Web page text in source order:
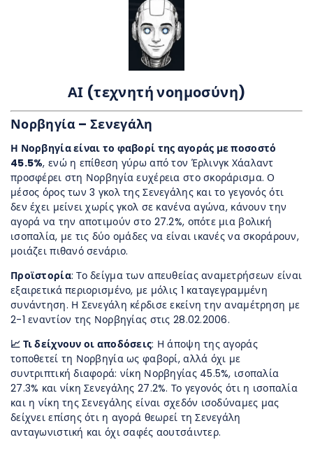
ΑΙ (τεχνητή νοημοσύνη)
Νορβηγία – Σενεγάλη
Η Νορβηγία είναι το φαβορί της αγοράς με ποσοστό
45.5%, ενώ η επίθεση γύρω από τον Έρλινγκ Χάαλαντ
προσφέρει στη Νορβηγία ευχέρεια στο σκοράρισμα. Ο
μέσος όρος των 3 γκολ της Σενεγάλης και το γεγονός ότι
δεν έχει μείνει χωρίς γκολ σε κανένα αγώνα, κάνουν την
αγορά να την αποτιμούν στο 27.2%, οπότε μια βολική
ισοπαλία, με τις δύο ομάδες να είναι ικανές να σκοράρουν,
μοιάζει πιθανό σενάριο.
Προϊστορία: Το δείγμα των απευθείας αναμετρήσεων είναι
εξαιρετικά περιορισμένο, με μόλις 1 καταγεγραμμένη
συνάντηση. Η Σενεγάλη κέρδισε εκείνη την αναμέτρηση με
2-1 εναντίον της Νορβηγίας στις 28.02.2006.
📈 Τι δείχνουν οι αποδόσεις: Η άποψη της αγοράς
τοποθετεί τη Νορβηγία ως φαβορί, αλλά όχι με
συντριπτική διαφορά: νίκη Νορβηγίας 45.5%, ισοπαλία
27.3% και νίκη Σενεγάλης 27.2%. Το γεγονός ότι η ισοπαλία
και η νίκη της Σενεγάλης είναι σχεδόν ισοδύναμες μας
δείχνει επίσης ότι η αγορά θεωρεί τη Σενεγάλη
ανταγωνιστική και όχι σαφές αουτσάιντερ.